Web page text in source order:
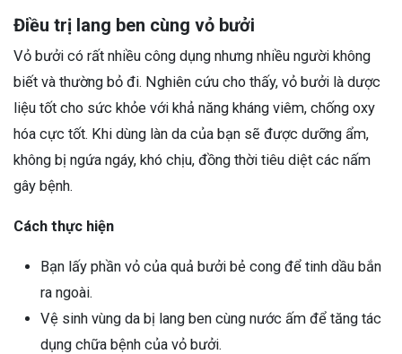
Điều trị lang ben cùng vỏ bưởi
Vỏ bưởi có rất nhiều công dụng nhưng nhiều người không
biết và thường bỏ đi. Nghiên cứu cho thấy, vỏ bưởi là dược
liệu tốt cho sức khỏe với khả năng kháng viêm, chống oxy
hóa cực tốt. Khi dùng làn da của bạn sẽ được dưỡng ẩm,
không bị ngứa ngáy, khó chịu, đồng thời tiêu diệt các nấm
gây bệnh.
Cách thực hiện
Bạn lấy phần vỏ của quả bưởi bẻ cong để tinh dầu bắn
ra ngoài.
Vệ sinh vùng da bị lang ben cùng nước ấm để tăng tác
dụng chữa bệnh của vỏ bưởi.